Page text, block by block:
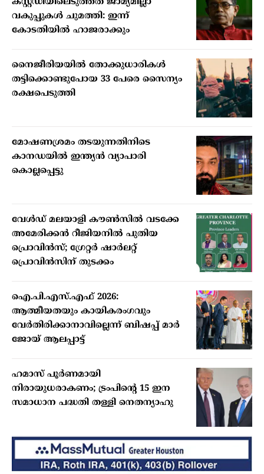
വകുപ്പുകള്‍ ചുമത്തി: ഇന്ന്
കോടതിയില്‍ ഹാജരാക്കും
നൈജീരിയയില്‍ തോക്കുധാരികള്‍
തട്ടിക്കൊണ്ടുപോയ 33 പേരെ സൈന്യം
രക്ഷപെടുത്തി
മോഷണശ്രമം തടയുന്നതിനിടെ
കാനഡയില്‍ ഇന്ത്യന്‍ വ്യാപാരി
കൊല്ലപ്പെട്ടു
വേള്‍ഡ് മലയാളി കൗണ്‍സില്‍ വടക്കേ
അമേരിക്കന്‍ റീജിയനില്‍ പുതിയ
പ്രൊവിന്‍സ്; ഗ്രേറ്റര്‍ ഷാര്‍ലറ്റ്
പ്രൊവിന്‍സിന് തുടക്കം
ഐ.പി.എസ്.എഫ് 2026:
ആത്മീയതയും കായികരംഗവും
വേര്‍തിരിക്കാനാവില്ലെന്ന് ബിഷപ്പ് മാര്‍
ജോയ് ആലപ്പാട്ട്
ഹമാസ് പൂർണമായി
നിരായുധരാകണം; ട്രംപിന്റെ 15 ഇന
സമാധാന പദ്ധതി തള്ളി നെതന്യാഹു